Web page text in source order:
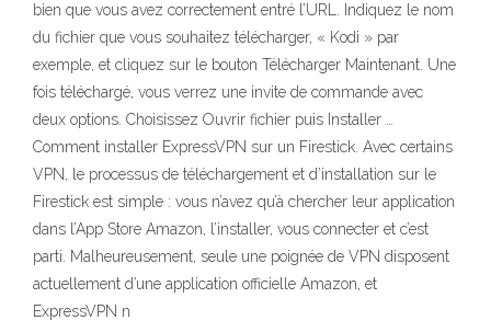
bien que vous avez correctement entré l’URL. Indiquez le nom
du fichier que vous souhaitez télécharger, « Kodi » par
exemple, et cliquez sur le bouton Télécharger Maintenant. Une
fois téléchargé, vous verrez une invite de commande avec
deux options. Choisissez Ouvrir fichier puis Installer …
Comment installer ExpressVPN sur un Firestick. Avec certains
VPN, le processus de téléchargement et d’installation sur le
Firestick est simple : vous n’avez qu’à chercher leur application
dans l’App Store Amazon, l’installer, vous connecter et c’est
parti. Malheureusement, seule une poignée de VPN disposent
actuellement d’une application officielle Amazon, et
ExpressVPN n